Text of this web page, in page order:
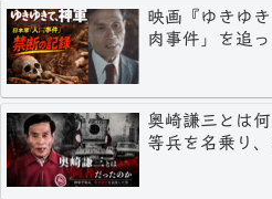
映画『ゆきゆ
肉事件」を追
奥崎謙三とは
等兵を名乗り